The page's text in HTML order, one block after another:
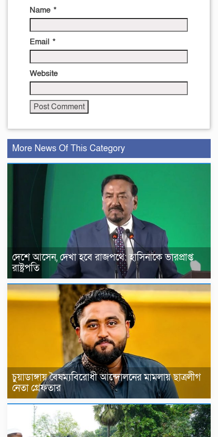
Name *
Email *
Website
More News Of This Category
দেশে আসেন, দেখা হবে রাজপথে: হাসিনাকে ভারপ্রাপ্ত
রাষ্ট্রপতি
চুয়াডাঙ্গায় বৈষম্যবিরোধী আন্দোলনের মামলায় ছাত্রলীগ
নেতা গ্রেফতার